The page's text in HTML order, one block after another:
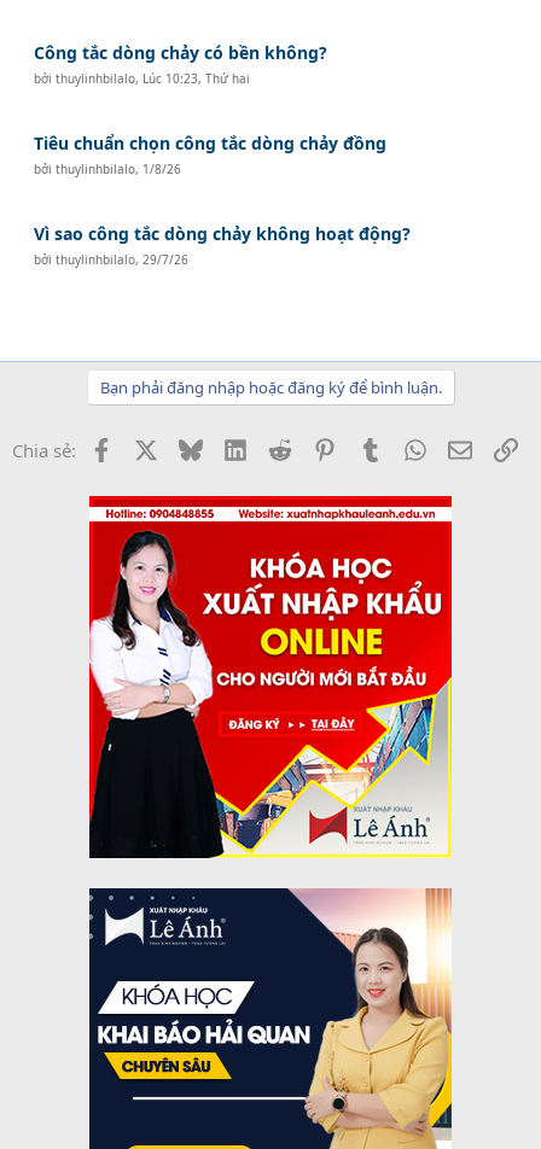
Công tắc dòng chảy có bền không?
bởithuylinhbilalo, Lúc 10:23, Thứ hai
Tiêu chuẩn chọn công tắc dòng chảy đồng
bởithuylinhbilalo, 1/8/26
Vì sao công tắc dòng chảy không hoạt động?
bởithuylinhbilalo,29/7/26
Bạn phải đăng nhập hoặc đăng ký để bình luận.
Chia sẻ: Facebook BlueskyLinkedInReddit PinterestTumblrWhatsApp
Email